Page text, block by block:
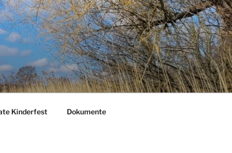
Kinderfest Dokumente